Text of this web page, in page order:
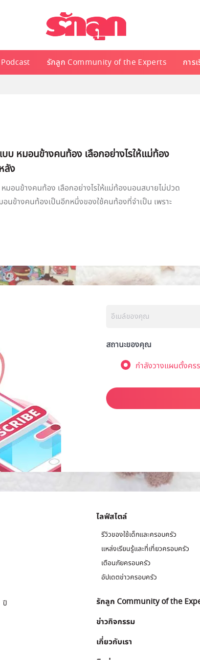
รักลูก Community of the Experts การ
บ หมอนข้างคนท้อง เลือกอย่างไรให้แม่ท้อง
ลัง
อนข้างคนท้อง เลือกอย่างไรให้แม่ท้องนอนสบายไม่ปวด
นข้างคนท้องเป็นอีกหนึ่งของใช้คนท้องที่จำเป็น เพราะ
สถานะของคุณ
กำลังวางแผนตั้งคร
ปี
ไลฟ์สไตล์
รีวิวของใช้เด็กและครอบครัว
แหล่งเรียนรู้และที่เที่ยวครอบครัว
เตือนภัยครอบครัว
อัปเดตข่าวครอบครัว
รักลูก Community of the
ข่าวกิจกรรม
เกี่ยวกับเรา